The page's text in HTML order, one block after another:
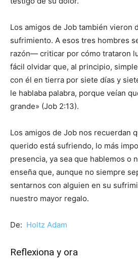
Los amigos de Job también vieron
sufrimiento. A esos tres hombres
razón— criticar por cómo trataron
fácil olvidar que, al principio,
con él en tierra por siete días y
le hablaba palabra, porque veían
grande» (Job 2:13).
Los amigos de Job nos recuerdan
querido está sufriendo, lo más
presencia, ya sea que hablemos o
enseña que, aunque no siempre
sentarnos con alguien en su
nuestro mayor regalo.
De: Holtz Adam
Reflexiona y ora